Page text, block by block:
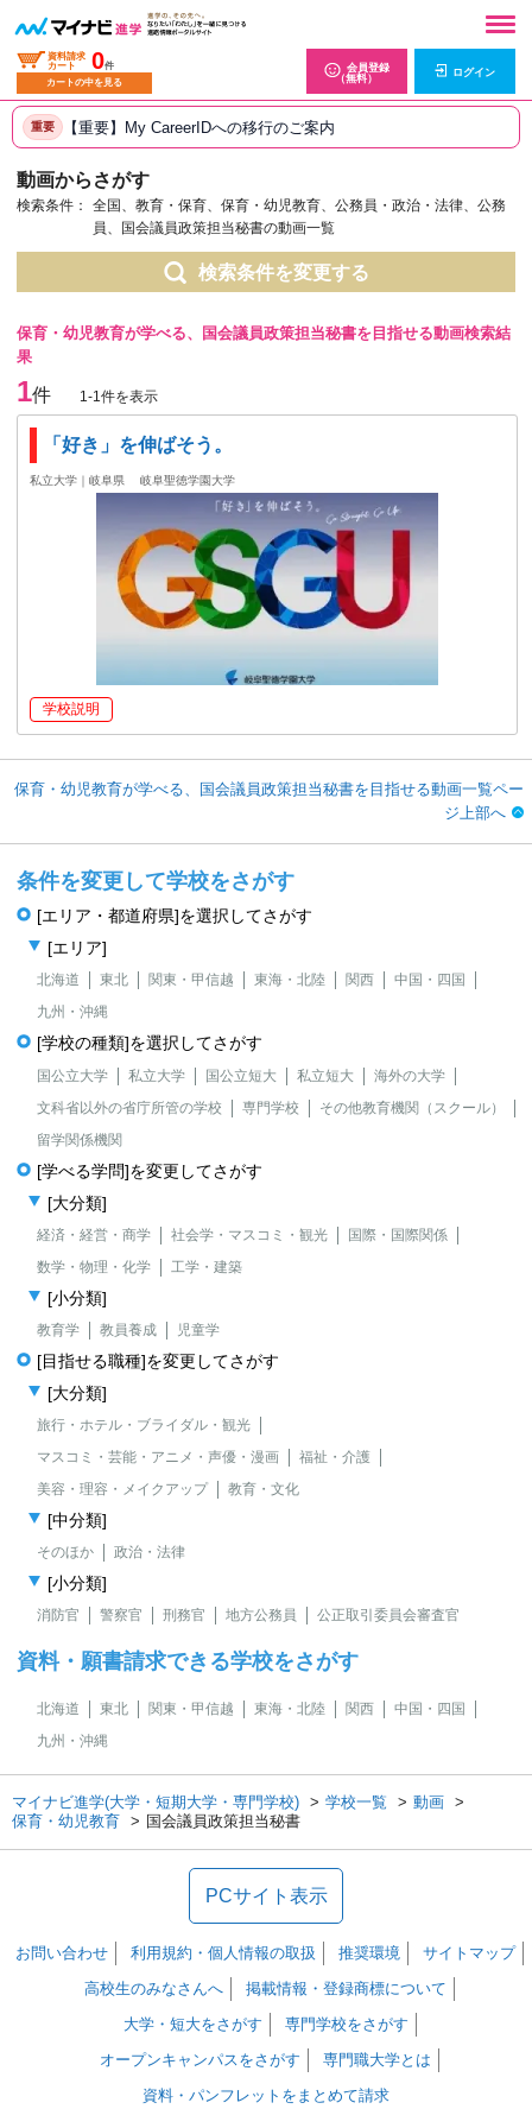
資料請求
カート
0件
カートの中を見る
会員登録
（無料）
ログイン
重要 【重要】My CareerIDへの移行のご案内
動画からさがす
検索条件：
全国、教育・保育、保育・幼児教育、公務員・政治・法律、公務
員、国会議員政策担当秘書の動画一覧
検索条件を変更する
保育・幼児教育が学べる、国会議員政策担当秘書を目指せる動画検索結
果
1件 1-1件を表示
「好き」を伸ばそう。
私立大学｜岐阜県 岐阜聖徳学園大学
学校説明
保育・幼児教育が学べる、国会議員政策担当秘書を目指せる動画一覧ペー
ジ上部へ
条件を変更して学校をさがす
[エリア・都道府県]を選択してさがす
[エリア]
北海道 東北 関東・甲信越 東海・北陸 関西
中国・四国
九州・沖縄
[学校の種類]を選択してさがす
国公立大学 私立大学 国公立短大 私立短大
海外の大学
文科省以外の省庁所管の学校
専門学校
その他教育機関（スクール）
留学関係機関
[学べる学問]を変更してさがす
[大分類]
経済・経営・商学 社会学・マスコミ・観光
国際・国際関係
数学・物理・化学
工学・建築
[小分類]
教育学 教員養成 児童学
[目指せる職種]を変更してさがす
[大分類]
旅行・ホテル・ブライダル・観光
マスコミ・芸能・アニメ・声優・漫画
福祉・介護
美容・理容・メイクアップ
教育・文化
[中分類]
そのほか 政治・法律
[小分類]
消防官 警察官 刑務官 地方公務員 公正取引委員会審査官
資料・願書請求できる学校をさがす
北海道 東北 関東・甲信越 東海・北陸 関西
中国・四国
九州・沖縄
マイナビ進学(大学・短期大学・専門学校) 学校一覧
動画
保育・幼児教育
国会議員政策担当秘書
PCサイト表示
お問い合わせ 利用規約・個人情報の取扱 推奨環境
サイトマップ
高校生のみなさんへ
掲載情報・登録商標について
大学・短大をさがす
専門学校をさがす
オープンキャンパスをさがす
専門職大学とは
資料・パンフレットをまとめて請求